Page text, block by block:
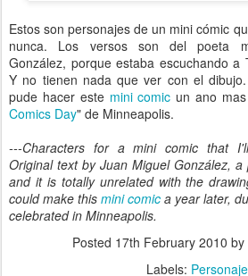
Estos son personajes de un mini cómic
nunca. Los versos son del poeta
González, porque estaba escuchando a
Y no tienen nada que ver con el
pude hacer este mini comic un ano
Comics Day" de Minneapolis.
---Characters for a mini comic that
Original text by Juan Miguel González,
and it is totally unrelated with the
could make this mini comic a year later,
celebrated in Minneapolis.
Posted 17th February 2010 by
Labels: